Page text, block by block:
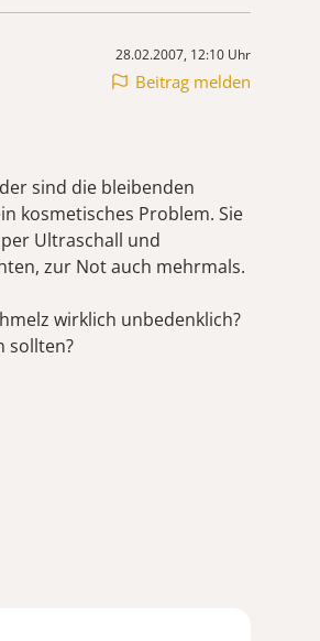
28.02.2007, 12:10 Uhr
Beitrag melden
sind die bleibenden
kosmetisches Problem. Sie
Ultraschall und
zur Not auch mehrmals.
wirklich unbedenklich?
sollten?